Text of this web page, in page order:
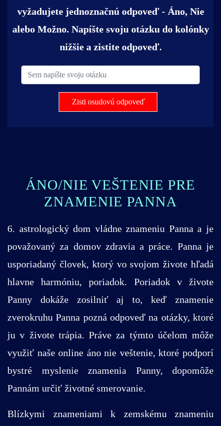
vyžadujete jednoznačnú odpoveď - Áno, Nie
alebo Možno. Napíšte svoju otázku do kolónky
nižšie a zistite odpoveď.
Zisti osudovú odpoveď
ÁNO/NIE VEŠTENIE PRE
ZNAMENIE PANNA
6. astrologický dom vládne znameniu Panna a je
považovaný za domov zdravia a práce. Panna je
usporiadaný človek, ktorý vo svojom živote hľadá
hlavne harmóniu, poriadok. Poriadok v živote
Panny dokáže zosilniť aj to, keď znamenie
zverokruhu Panna pozná odpoveď na otázky, ktoré
ju v živote trápia. Práve za týmto účelom môže
využiť naše online áno nie veštenie, ktoré podporí
bystré myslenie znamenia Panny, dopomôže
Pannám určiť životné smerovanie.
Blízkymi znameniami k zemskému znameniu